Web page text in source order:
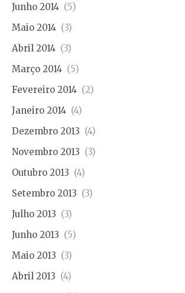
Junho 2014 (5)
Maio 2014 (3)
Abril 2014 (3)
Março 2014 (5)
Fevereiro 2014 (2)
Janeiro 2014 (4)
Dezembro 2013 (4)
Novembro 2013 (3)
Outubro 2013 (4)
Setembro 2013 (3)
Julho 2013 (3)
Junho 2013 (5)
Maio 2013 (3)
Abril 2013 (4)